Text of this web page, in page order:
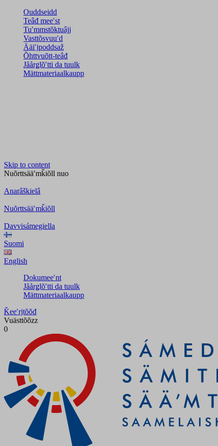
Ouddseidd
Teâđ meeʹst
Tuʹmmstõktuâjj
Vasttõsvuuʹd
Ääiʹjpoddsaž
Õhttvuõtt-teâđ
Jåårǥlõʹtti da tuulk
Mättmateriaalkaupp
Skip to content
Nuõrttsääʹmǩiõll nuo
Anarâškielâ
Nuõrttsääʹmǩiõll
Davvisámegiella
Suomi
English
Dokumeeʹnt
Jåårǥlõʹtti da tuulk
Mättmateriaalkaupp
Ǩeeʹrjtõõđ
Vuästtõõzz
0